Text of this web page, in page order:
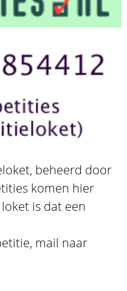
beheerd door
komen hier
is dat een
mail naar